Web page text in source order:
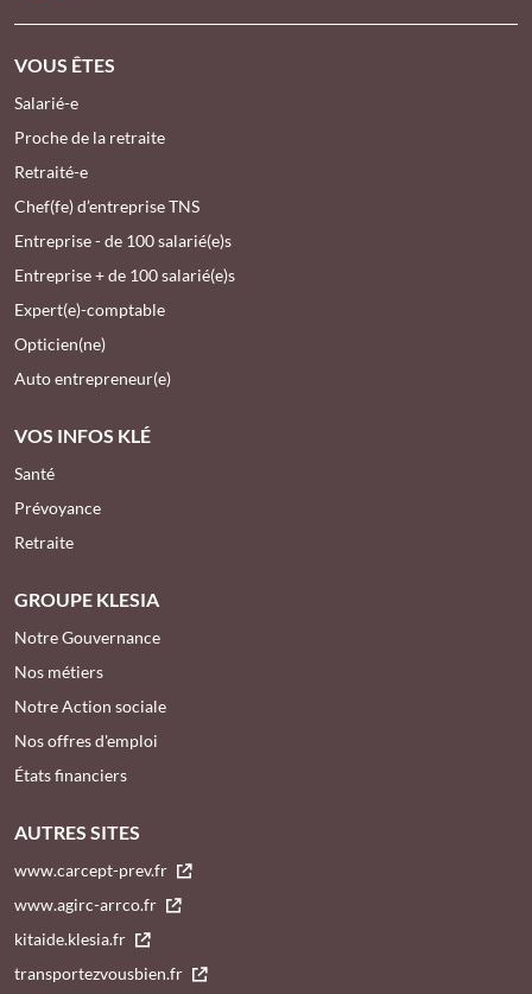
VOUS ÊTES
Salarié-e
Proche de la retraite
Retraité-e
Chef(fe) d’entreprise TNS
Entreprise - de 100 salarié(e)s
Entreprise + de 100 salarié(e)s
Expert(e)-comptable
Opticien(ne)
Auto entrepreneur(e)
VOS INFOS KLÉ
Santé
Prévoyance
Retraite
GROUPE KLESIA
Notre Gouvernance
Nos métiers
Notre Action sociale
Nos offres d'emploi
États financiers
AUTRES SITES
www.carcept-prev.fr
www.agirc-arrco.fr
kitaide.klesia.fr
transportezvousbien.fr